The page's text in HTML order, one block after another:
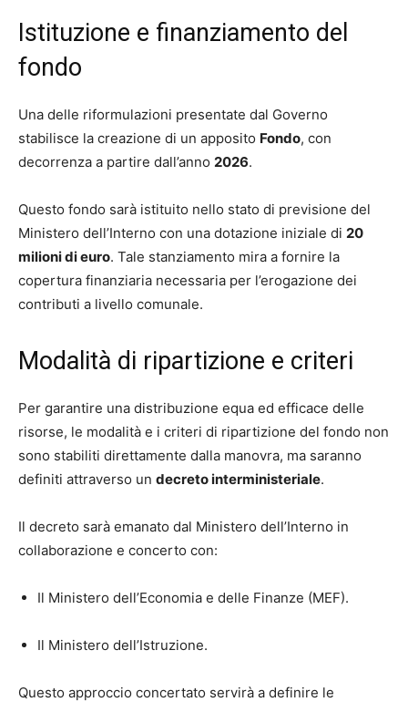
Istituzione e finanziamento del
fondo
Una delle riformulazioni presentate dal Governo
stabilisce la creazione di un apposito Fondo, con
decorrenza a partire dall’anno 2026.
Questo fondo sarà istituito nello stato di previsione del
Ministero dell’Interno con una dotazione iniziale di 20
milioni di euro. Tale stanziamento mira a fornire la
copertura finanziaria necessaria per l’erogazione dei
contributi a livello comunale.
Modalità di ripartizione e criteri
Per garantire una distribuzione equa ed efficace delle
risorse, le modalità e i criteri di ripartizione del fondo non
sono stabiliti direttamente dalla manovra, ma saranno
definiti attraverso un decreto interministeriale.
Il decreto sarà emanato dal Ministero dell’Interno in
collaborazione e concerto con:
Il Ministero dell’Economia e delle Finanze (MEF).
Il Ministero dell’Istruzione.
Questo approccio concertato servirà a definire le